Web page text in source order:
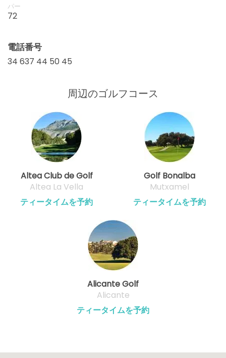
パー
72
電話番号
34 637 44 50 45
周辺のゴルフコース
Altea Club de Golf
Altea La Vella
ティータイムを予約
Golf Bonalba
Mutxamel
ティータイムを予約
Alicante Golf
Alicante
ティータイムを予約